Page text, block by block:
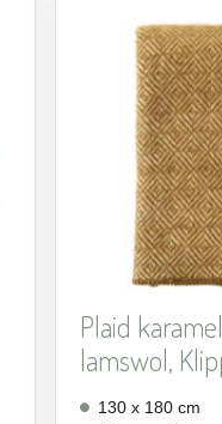
Plaid
lamswol,
130 x 180 cm